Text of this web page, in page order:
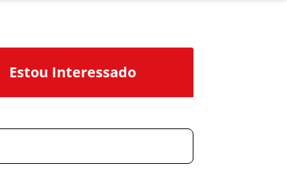
Estou Interessado